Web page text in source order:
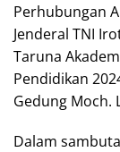
Perhubungan
Jenderal TNI
Taruna
Pendidikan
Gedung Moch.
Dalam